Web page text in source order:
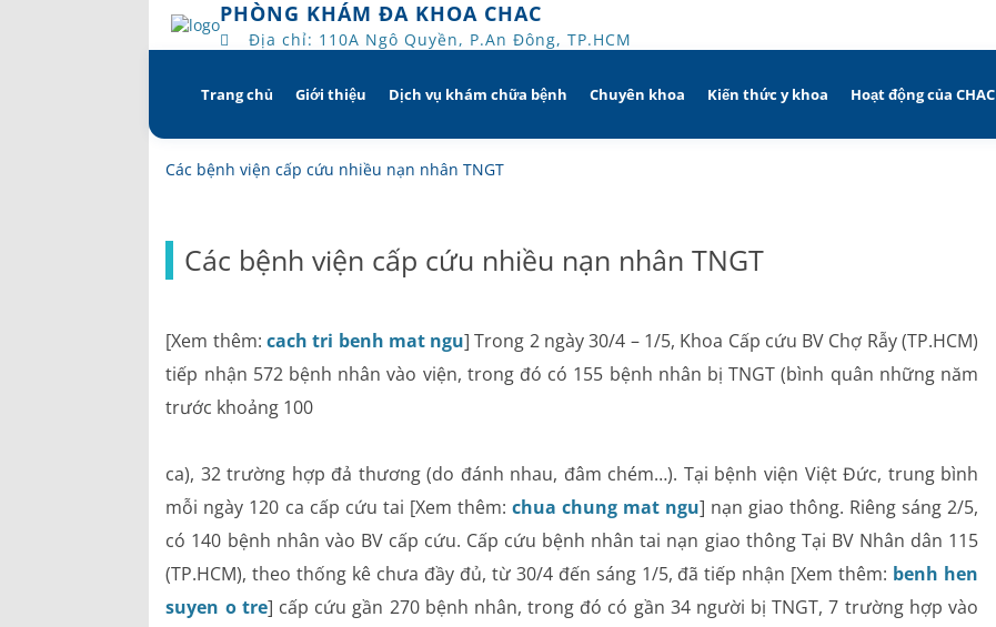
PHÒNG KHÁM ĐA KHOA CHAC
Địa chỉ: 110A Ngô Quyền, P.An Đông, TP.HCM
Skip
Trang chủ Giới thiệu
Quyền và trách nhiệm của người
Bác sĩ
Bảng giá dịch vụ
Danh mục giá thuốc
Dịch vụ khám chữa bệnh
Khám gì ở CHAC
Chuyên khoa
Rối loạn giấc ngủ
Phục hồi chức năng Hô hấp
Tim mạch
Rối loạn chuyển hóa
Dinh dưỡng
Kiến thức y khoa Hoạt động của CHAC
Các bệnh viện cấp cứu nhiều nạn nhân TNGT
Các bệnh viện cấp cứu nhiều nạn nhân TNGT
[Xem thêm: cach tri benh mat ngu] Trong 2 ngày 30/4 – 1/5, Khoa Cấp cứu BV Chợ Rẫy (TP.HCM)
tiếp nhận 572 bệnh nhân vào viện, trong đó có 155 bệnh nhân bị TNGT (bình quân những năm
trước khoảng 100
ca), 32 trường hợp đả thương (do đánh nhau, đâm chém…). Tại bệnh viện Việt Đức, trung bình
mỗi ngày 120 ca cấp cứu tai [Xem thêm: chua chung mat ngu] nạn giao thông. Riêng sáng 2/5,
có 140 bệnh nhân vào BV cấp cứu. Cấp cứu bệnh nhân tai nạn giao thông Tại BV Nhân dân 115
(TP.HCM), theo thống kê chưa đầy đủ, từ 30/4 đến sáng 1/5, đã tiếp nhận [Xem thêm: benh hen
suyen o tre] cấp cứu gần 270 bệnh nhân, trong đó có gần 34 người bị TNGT, 7 trường hợp vào